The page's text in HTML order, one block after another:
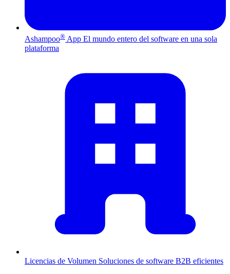
Ashampoo® App El mundo entero del software en una sola
plataforma
Licencias de Volumen Soluciones de software B2B eficientes